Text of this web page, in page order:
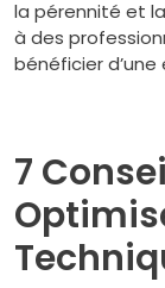
la pérennité et
à des
bénéficier
7